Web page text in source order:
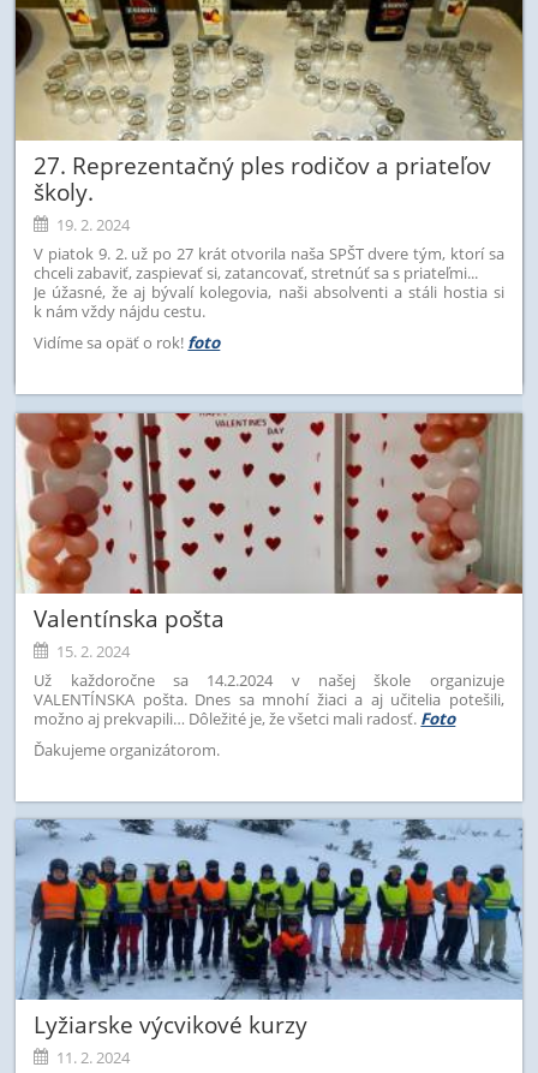
27. Reprezentačný ples rodičov a priateľov
školy.
19. 2. 2024
V piatok 9. 2. už po 27 krát otvorila naša SPŠT dvere tým, ktorí sa
chceli zabaviť, zaspievať si, zatancovať, stretnúť sa s priateľmi...
Je úžasné, že aj bývalí kolegovia, naši absolventi a stáli hostia si
k nám vždy nájdu cestu.
Vidíme sa opäť o rok! foto
Valentínska pošta
15. 2. 2024
Už každoročne sa 14.2.2024 v našej škole organizuje
VALENTÍNSKA pošta. Dnes sa mnohí žiaci a aj učitelia potešili,
možno aj prekvapili… Dôležité je, že všetci mali radosť. Foto
Ďakujeme organizátorom.
Lyžiarske výcvikové kurzy
11. 2. 2024